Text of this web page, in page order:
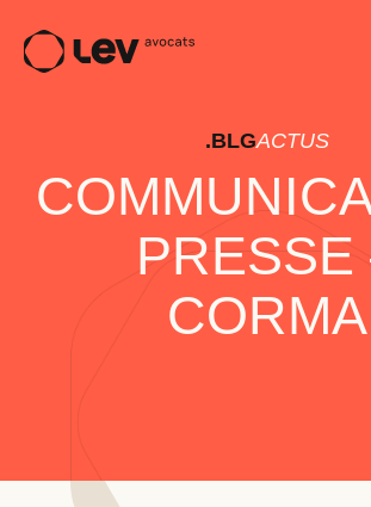
.BLGACTUS
PRESSE
CORMA